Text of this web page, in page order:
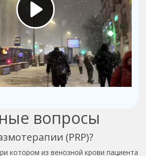
вопросы
(PRP)?
котором из венозной крови пациента